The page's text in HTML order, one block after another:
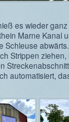
es wieder
Marne Kanal
Schleuse abwärts.
Strippen
automatisiert,